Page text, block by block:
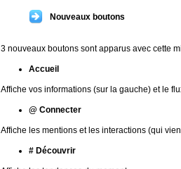
Nouveaux boutons
3 nouveaux boutons sont apparus avec cette
Accueil
Affiche vos informations (sur la gauche) et le
@ Connecter
Affiche les mentions et les interactions (qui
# Découvrir